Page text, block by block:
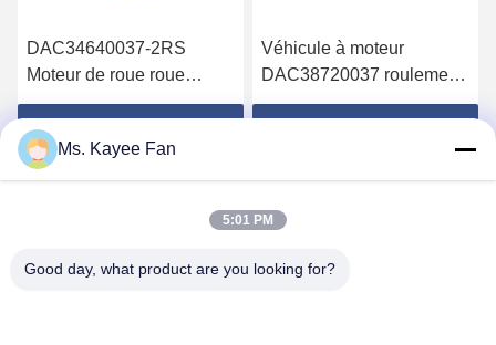
DAC34640037-2RS
Moteur de roue roue
arrière roulements à roue
profonde roulement à bille
34*64*37mm Pour les
automobiles
Obtenez le meilleur prix
Véhicule à moteur
DAC38720037 roulement
38X72X37mm acier
Ms. Kayee Fan
5:01 PM
Good day, what product are you looking for?